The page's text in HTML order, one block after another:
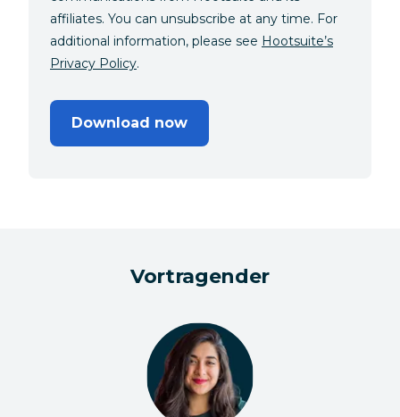
affiliates. You can unsubscribe at any time. For
additional information, please see Hootsuite’s
Privacy Policy.
Download now
Vortragender